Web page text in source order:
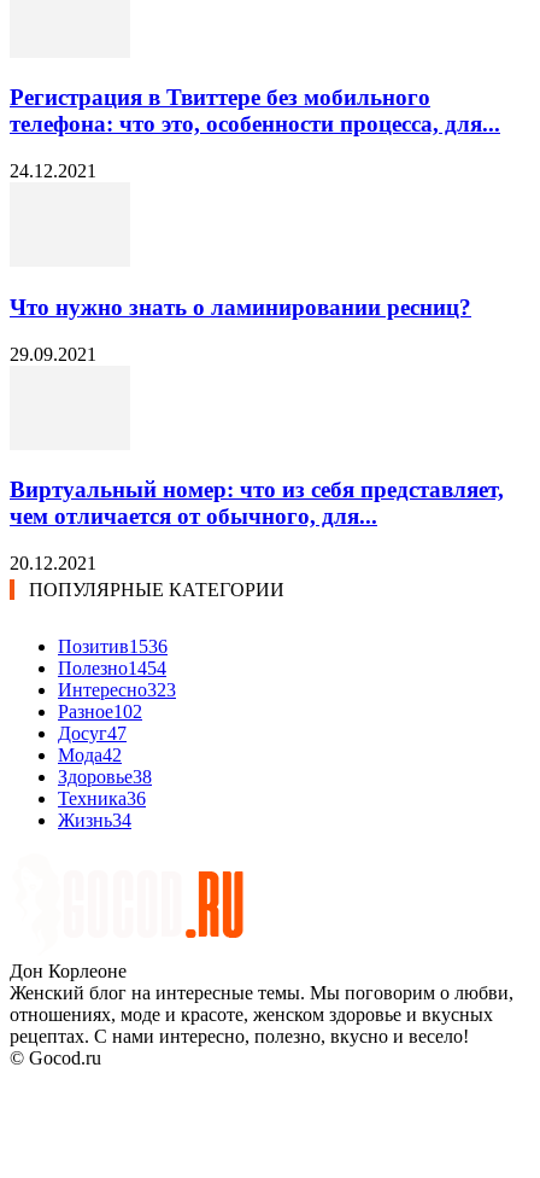
Регистрация в Твиттере без мобильного
телефона: что это, особенности процесса, для...
24.12.2021
Что нужно знать о ламинировании ресниц?
29.09.2021
Виртуальный номер: что из себя представляет,
чем отличается от обычного, для...
20.12.2021
ПОПУЛЯРНЫЕ КАТЕГОРИИ
Позитив1536
Полезно1454
Интересно323
Разное102
Досуг47
Мода42
Здоровье38
Техника36
Жизнь34
Дон Корлеоне
Женский блог на интересные темы. Мы поговорим о любви,
отношениях, моде и красоте, женском здоровье и вкусных
рецептах. С нами интересно, полезно, вкусно и весело!
© Gocod.ru